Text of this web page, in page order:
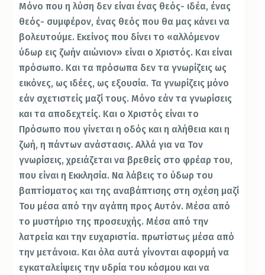
Μόνο που η λύση δεν είναι ένας θεός- ιδέα, ένας
θεός- συμφέρον, ένας θεός που θα μας κάνει να
βολευτούμε. Εκείνος που δίνει το «αλλόμενον
ύδωρ εις ζωήν αιώνιον» είναι ο Χριστός. Και είναι
πρόσωπο. Και τα πρόσωπα δεν τα γνωρίζεις ως
εικόνες, ως ιδέες, ως εξουσία. Τα γνωρίζεις μόνο
εάν σχετιστείς μαζί τους. Μόνο εάν τα γνωρίσεις
και τα αποδεχτείς. Και ο Χριστός είναι το
Πρόσωπο που γίνεται η οδός και η αλήθεια και η
ζωή, η πάντων ανάστασις. Αλλά για να Τον
γνωρίσεις, χρειάζεται να βρεθείς στο φρέαρ του,
που είναι η Εκκλησία. Να λάβεις το ύδωρ του
βαπτίσματος και της αναβάπτισης στη σχέση μαζί
Του μέσα από την αγάπη προς Αυτόν. Μέσα από
το μυστήριο της προσευχής. Μέσα από την
λατρεία και την ευχαριστία. πρωτίστως μέσα από
την μετάνοια. Και όλα αυτά γίνονται αφορμή να
εγκαταλείψεις την υδρία του κόσμου και να